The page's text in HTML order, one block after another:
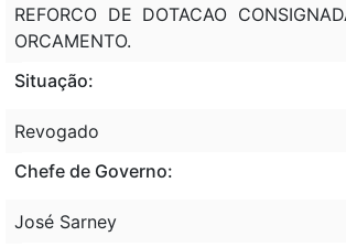
REFORCO DE DOTACAO
ORCAMENTO.
Situação:
Revogado
Chefe de Governo:
José Sarney